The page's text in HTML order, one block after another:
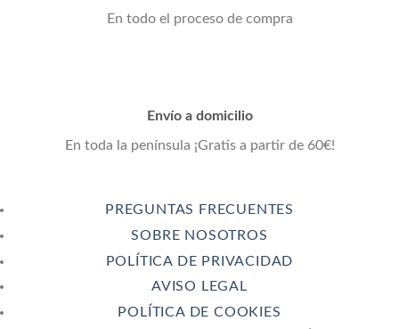
En todo el proceso de compra
Envío a domicilio
En toda la península ¡Gratis a partir de 60€!
PREGUNTAS FRECUENTES
SOBRE NOSOTROS
POLÍTICA DE PRIVACIDAD
AVISO LEGAL
POLÍTICA DE COOKIES